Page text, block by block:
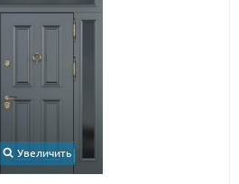
Увеличить